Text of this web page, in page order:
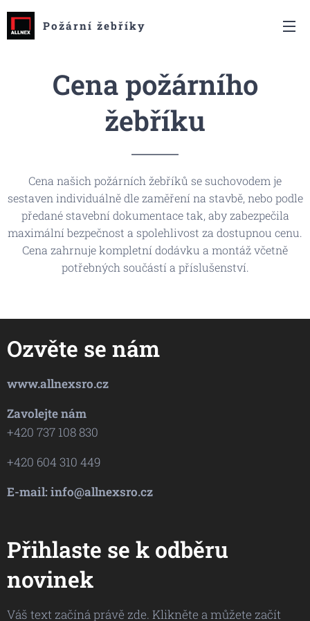
Požární žebříky
Cena požárního
žebříku
Cena našich požárních žebříků se suchovodem je
sestaven individuálně dle zaměření na stavbě, nebo podle
předané stavební dokumentace tak, aby zabezpečila
maximální bezpečnost a spolehlivost za dostupnou cenu.
Cena zahrnuje kompletní dodávku a montáž včetně
potřebných součástí a příslušenství.
Ozvěte se nám
www.allnexsro.cz
Zavolejte nám
+420 737 108 830
+420 604 310 449
E-mail: info@allnexsro.cz
Přihlaste se k odběru
novinek
Váš text začíná právě zde. Klikněte a můžete začít